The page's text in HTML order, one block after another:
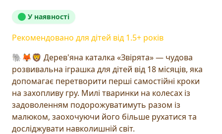
У наявності
Рекомендовано для дітей від 1.5+ років
🐘🦊🦁 Дерев'яна каталка «Звірята» — чудова
розвивальна іграшка для дітей від 18 місяців, яка
допомагає перетворити перші самостійні кроки
на захопливу гру. Милі тваринки на колесах із
задоволенням подорожуватимуть разом із
малюком, заохочуючи його більше рухатися та
досліджувати навколишній світ.